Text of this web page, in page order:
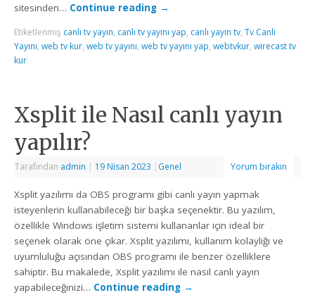
sitesinden… Continue reading →
Etiketlenmiş canlı tv yayın, canlı tv yayını yap, canlı yayın tv,Tv Canlı
Yayını,web tv kur,web tv yayını,web tv yayını yap,webtvkur,wirecast tv
kur
Xsplit ile Nasıl canlı yayın
yapılır?
Tarafından admin | 19 Nisan 2023 | Genel Yorum bırakın
Xsplit yazılımı da OBS programı gibi canlı yayın yapmak
isteyenlerin kullanabileceği bir başka seçenektir. Bu yazılım,
özellikle Windows işletim sistemi kullananlar için ideal bir
seçenek olarak öne çıkar. Xsplit yazılımı, kullanım kolaylığı ve
uyumluluğu açısından OBS programı ile benzer özelliklere
sahiptir. Bu makalede, Xsplit yazılımı ile nasıl canlı yayın
yapabileceğinizi… Continue reading →